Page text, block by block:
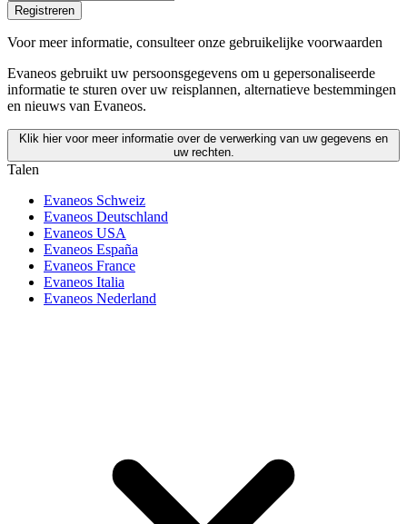
Registreren
Voor meer informatie, consulteer onze gebruikelijke voorwaarden
Evaneos gebruikt uw persoonsgegevens om u gepersonaliseerde
informatie te sturen over uw reisplannen, alternatieve bestemmingen
en nieuws van Evaneos.
Klik hier voor meer informatie over de verwerking van uw gegevens en
uw rechten.
Talen
Evaneos Schweiz
Evaneos Deutschland
Evaneos USA
Evaneos España
Evaneos France
Evaneos Italia
Evaneos Nederland